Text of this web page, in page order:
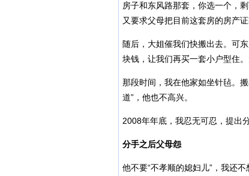
房子和东风路那套，你选一个，
又要求父母把目前这套房的房产证
随后，大姐催我们快搬出去。可
块钱，让我们再买一套小户型住
那段时间，我在他家如坐针毡。
道”，他也不高兴。
2008年年底，我忍无可忍，提出
分手之后父母怨
他不要“不孝顺的媳妇儿”，我还